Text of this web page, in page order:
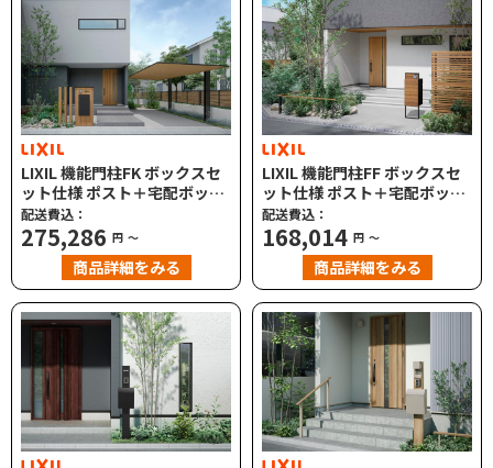
LIXIL 機能門柱FK ボックスセ
ット仕様 ポスト＋宅配ボック
ス 標準タイプ/3面囲いタイプ
配送費込：
275,286 円 ～
商品詳細をみる
LIXIL 機能門柱FF ボックスセ
ット仕様 ポスト＋宅配ボック
ス
配送費込：
168,014 円 ～
商品詳細をみる